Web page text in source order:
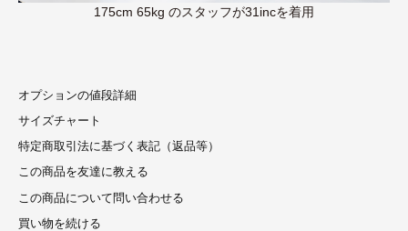
175cm 65kg のスタッフが31incを着用
オプションの値段詳細
サイズチャート
特定商取引法に基づく表記（返品等）
この商品を友達に教える
この商品について問い合わせる
買い物を続ける